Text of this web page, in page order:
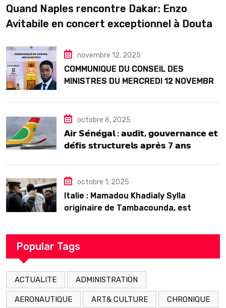
Quand Naples rencontre Dakar: Enzo
Avitabile en concert exceptionnel à Douta
novembre 12, 2025
COMMUNIQUE DU CONSEIL DES
MINISTRES DU MERCREDI 12 NOVEMBRE
octobre 6, 2025
𝗔𝗶𝗿 𝗦𝗲́𝗻𝗲́𝗴𝗮𝗹 : 𝗮𝘂𝗱𝗶𝘁, 𝗴𝗼𝘂𝘃𝗲𝗿𝗻𝗮𝗻𝗰𝗲 𝗲𝘁
𝗱𝗲́𝗳𝗶𝘀 𝘀𝘁𝗿𝘂𝗰𝘁𝘂𝗿𝗲𝗹𝘀 𝗮𝗽𝗿𝗲̀𝘀 7 𝗮𝗻𝘀
octobre 1, 2025
Italie : Mamadou Khadialy Sylla
originaire de Tambacounda, est
arrestation
Popular Tags
ACTUALITE ADMINISTRATION
AERONAUTIQUE ART& CULTURE CHRONIQUE